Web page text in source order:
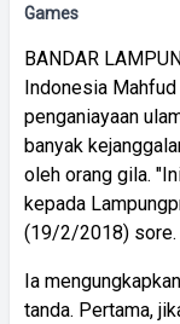
Games
BANDAR
Indonesia
penganiayaan
banyak
oleh orang gila.
kepada
(19/2/2018) sore.
Ia
tanda. Pertama,